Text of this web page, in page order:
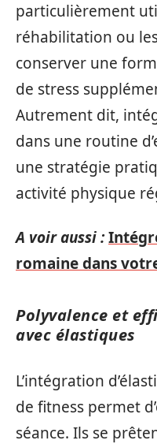
particulièrement
réhabilitation ou
conserver une
de stress
Autrement dit,
dans une routine
une stratégie
activité physique
A voir aussi :
romaine dans
Polyvalence et
avec élastiques
L’intégration
de fitness permet
séance. Ils se